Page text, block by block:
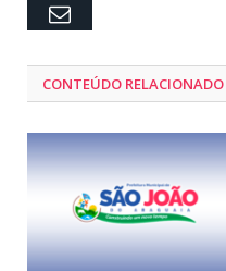
Email
CONTEÚDO RELACIONADO